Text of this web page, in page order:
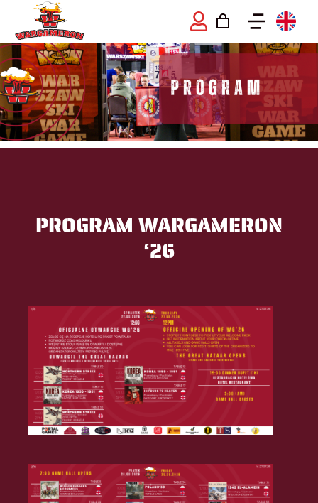
PROGRAM WARGAMERON
‘26